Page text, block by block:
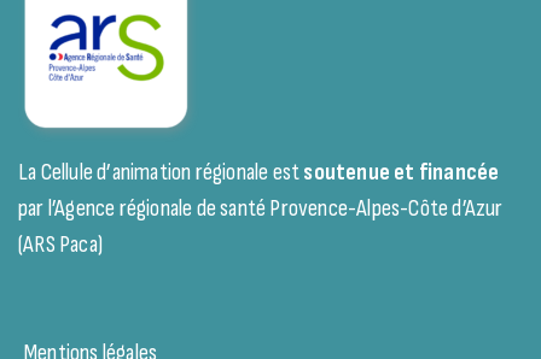
La Cellule d’animation régionale estsoutenue et financée
par l’Agence régionale de santé Provence-Alpes-Côte d’Azur
(ARS Paca)
Mentions légales